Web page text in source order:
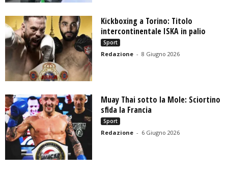
Kickboxing a Torino: Titolo
intercontinentale ISKA in palio
Sport
Redazione - 8 Giugno 2026
Muay Thai sotto la Mole: Sciortino
sfida la Francia
Sport
Redazione - 6 Giugno 2026